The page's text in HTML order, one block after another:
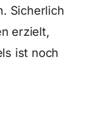
Sicherlich
erzielt,
ist noch